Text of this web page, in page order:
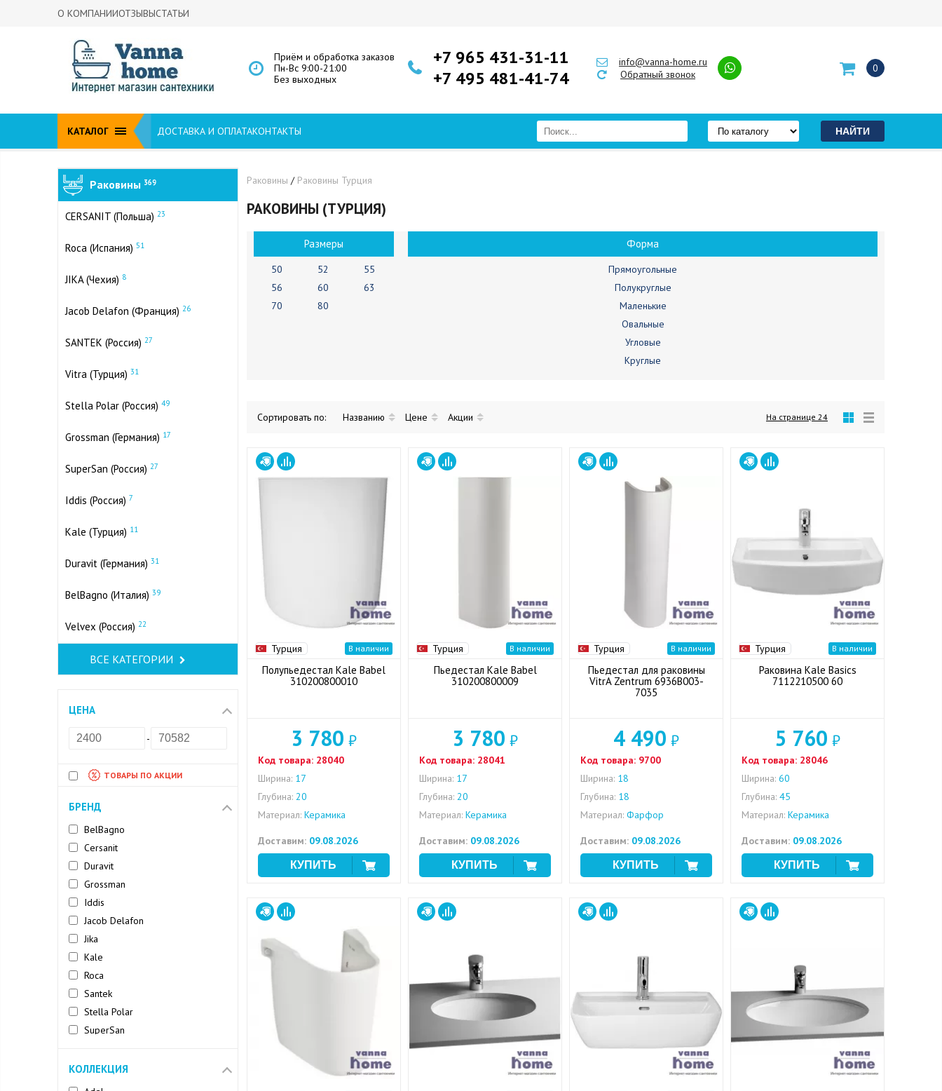
О КОМПАНИИОТЗЫВЫСТАТЬИ
Приём и обработка заказов
Пн-Вс 9:00-21:00
Без выходных
+7 965 431-31-11
+7 495 481-41-74
info@vanna-home.ru
Обратный звонок
0
КАТАЛОГ ДОСТАВКА И ОПЛАТАКОНТАКТЫ
Раковины 369
CERSANIT (Польша) 23
Roca (Испания) 51
JIKA (Чехия) 8
Jacob Delafon (Франция) 26
SANTEK (Россия) 27
Vitra (Турция) 31
Stella Polar (Россия) 49
Grossman (Германия) 17
SuperSan (Россия) 27
Iddis (Россия) 7
Kale (Турция) 11
Duravit (Германия) 31
BelBagno (Италия) 39
Velvex (Россия) 22
ВСЕ КАТЕГОРИИ
ЦЕНА
-
ТОВАРЫ ПО АКЦИИ
БРЕНД
BelBagno
Cersanit
Duravit
Grossman
Iddis
Jacob Delafon
Jika
Kale
Roca
Santek
Stella Polar
SuperSan
Vitra
КОЛЛЕКЦИЯ
Раковины / Раковины Турция
РАКОВИНЫ (ТУРЦИЯ)
Размеры Форма
50 52
55
56
60
63
70
80
Прямоугольные
Полукруглые
Маленькие
Овальные
Угловые
Круглые
Сортировать по: Названию Цене Акции На странице 24
Турция В наличии
Полупьедестал Kale Babel
310200800010
3 780 ₽
Код товара: 28040
Ширина: 17
Глубина: 20
Материал: Керамика
Доставим: 09.08.2026
Турция В наличии
Пьедестал Kale Babel
310200800009
3 780 ₽
Код товара: 28041
Ширина: 17
Глубина: 20
Материал: Керамика
Доставим: 09.08.2026
Турция В наличии
Пьедестал для раковины
VitrA Zentrum 6936B003-
7035
4 490 ₽
Код товара: 9700
Ширина: 18
Глубина: 18
Материал: Фарфор
Доставим: 09.08.2026
Турция В наличии
Раковина Kale Basics
7112210500 60
5 760 ₽
Код товара: 28046
Ширина: 60
Глубина: 45
Материал: Керамика
Доставим: 09.08.2026